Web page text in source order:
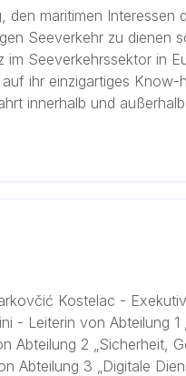
den maritimen Interessen
Seeverkehr zu dienen
im Seeverkehrssektor in
ihr einzigartiges Know-
innerhalb und
Kostelac -
- Leiterin von Abteilung 1
Abteilung 2 „Sicherheit,
Abteilung 3 „Digitale